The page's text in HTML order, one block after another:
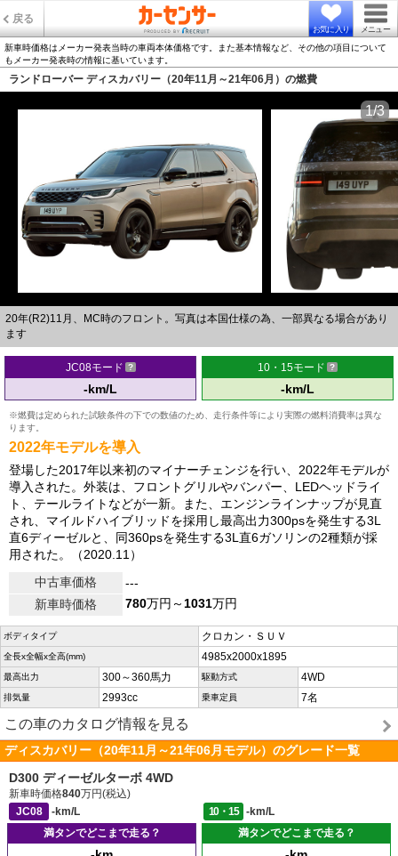
戻る
お気に入り メニュー
新車時価格はメーカー発表当時の車両本体価格です。また基本情報など、その他の項目について
もメーカー発表時の情報に基いています。
ランドローバー ディスカバリー（20年11月～21年06月）の燃費
20年(R2)11月、MC時のフロント。写真は本国仕様の為、一部異なる場合があり
ます
1/3
JC08モード
-km/L
10・15モード
-km/L
※燃費は定められた試験条件の下での数値のため、走行条件等により実際の燃料消費率は異な
ります。
2022年モデルを導入
登場した2017年以来初のマイナーチェンジを行い、2022年モデルが
導入された。外装は、フロントグリルやバンパー、LEDヘッドライ
ト、テールライトなどが一新。また、エンジンラインナップが見直
され、マイルドハイブリッドを採用し最高出力300psを発生する3L
直6ディーゼルと、同360psを発生する3L直6ガソリンの2種類が採
用された。（2020.11）
中古車価格
---
新車時価格
780万円～1031万円
ボディタイプ クロカン・ＳＵＶ
全長x全幅x全高(mm) 4985x2000x1895
最高出力 300～360馬力 駆動方式 4WD
排気量 2993cc 乗車定員 7名
この車のカタログ情報を見る
ディスカバリー（20年11月～21年06月モデル）のグレード一覧
D300 ディーゼルターボ 4WD
新車時価格840万円(税込)
JC08
-km/L 10・15
-km/L
満タンでどこまで走る？
満タンでどこまで走る？